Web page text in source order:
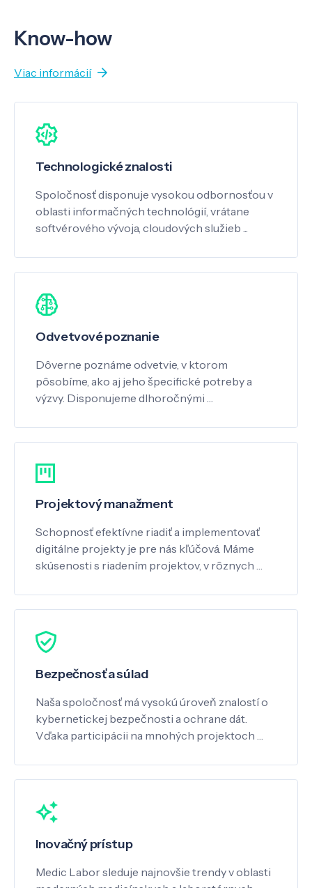
Know-how
Viac informácií
Technologické znalosti
Spoločnosť disponuje vysokou odbornosťou v
oblasti informačných technológií, vrátane
softvérového vývoja, cloudových služieb ...
Odvetvové poznanie
Dôverne poznáme odvetvie, v ktorom
pôsobíme, ako aj jeho špecifické potreby a
výzvy. Disponujeme dlhoročnými …
Projektový manažment
Schopnosť efektívne riadiť a implementovať
digitálne projekty je pre nás kľúčová. Máme
skúsenosti s riadením projektov, v rôznych …
Bezpečnosť a súlad
Naša spoločnosť má vysokú úroveň znalostí o
kybernetickej bezpečnosti a ochrane dát.
Vďaka participácii na mnohých projektoch …
Inovačný prístup
Medic Labor sleduje najnovšie trendy v oblasti